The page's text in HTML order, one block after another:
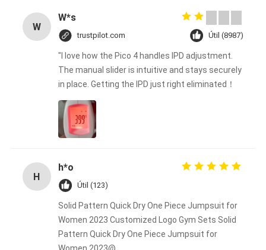
W
W*s
trustpilot.com Útil (8987)
"I love how the Pico 4 handles IPD adjustment.
The manual slider is intuitive and stays securely
in place. Getting the IPD just right eliminated！
H
h*o
Útil (123)
Solid Pattern Quick Dry One Piece Jumpsuit for
Women 2023 Customized Logo Gym Sets Solid
Pattern Quick Dry One Piece Jumpsuit for